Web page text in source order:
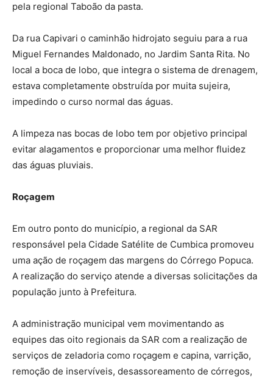
pela regional Taboão da pasta.
Da rua Capivari o caminhão hidrojato seguiu para a rua
Miguel Fernandes Maldonado, no Jardim Santa Rita. No
local a boca de lobo, que integra o sistema de drenagem,
estava completamente obstruída por muita sujeira,
impedindo o curso normal das águas.
A limpeza nas bocas de lobo tem por objetivo principal
evitar alagamentos e proporcionar uma melhor fluidez
das águas pluviais.
Roçagem
Em outro ponto do município, a regional da SAR
responsável pela Cidade Satélite de Cumbica promoveu
uma ação de roçagem das margens do Córrego Popuca.
A realização do serviço atende a diversas solicitações da
população junto à Prefeitura.
A administração municipal vem movimentando as
equipes das oito regionais da SAR com a realização de
serviços de zeladoria como roçagem e capina, varrição,
remoção de inservíveis, desassoreamento de córregos,